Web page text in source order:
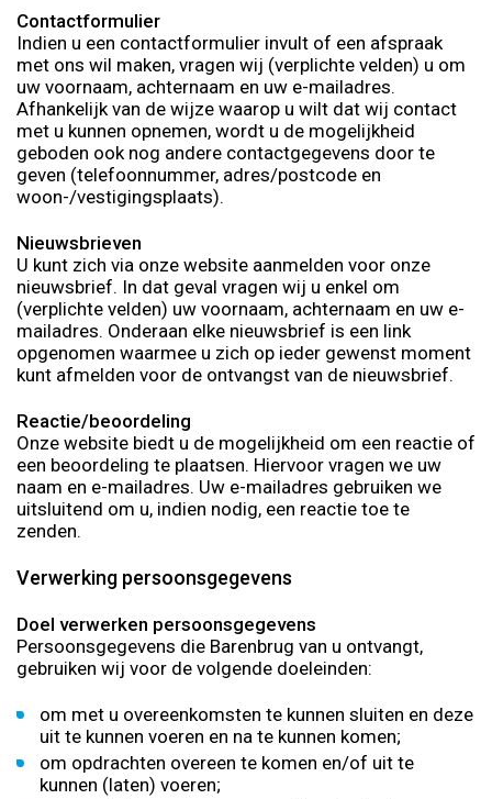
Contactformulier
Indien u een contactformulier invult of een afspraak
met ons wil maken, vragen wij (verplichte velden) u om
uw voornaam, achternaam en uw e-mailadres.
Afhankelijk van de wijze waarop u wilt dat wij contact
met u kunnen opnemen, wordt u de mogelijkheid
geboden ook nog andere contactgegevens door te
geven (telefoonnummer, adres/postcode en
woon-/vestigingsplaats).
Nieuwsbrieven
U kunt zich via onze website aanmelden voor onze
nieuwsbrief. In dat geval vragen wij u enkel om
(verplichte velden) uw voornaam, achternaam en uw e-
mailadres. Onderaan elke nieuwsbrief is een link
opgenomen waarmee u zich op ieder gewenst moment
kunt afmelden voor de ontvangst van de nieuwsbrief.
Reactie/beoordeling
Onze website biedt u de mogelijkheid om een reactie of
een beoordeling te plaatsen. Hiervoor vragen we uw
naam en e-mailadres. Uw e-mailadres gebruiken we
uitsluitend om u, indien nodig, een reactie toe te
zenden.
Verwerking persoonsgegevens
Doel verwerken persoonsgegevens
Persoonsgegevens die Barenbrug van u ontvangt,
gebruiken wij voor de volgende doeleinden:
om met u overeenkomsten te kunnen sluiten en deze
uit te kunnen voeren en na te kunnen komen;
om opdrachten overeen te komen en/of uit te
kunnen (laten) voeren;